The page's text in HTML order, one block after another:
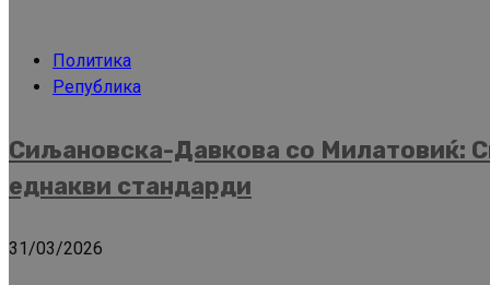
Политика
Република
Сиљановска-Давкова со Милатовиќ:
еднакви стандарди
31/03/2026